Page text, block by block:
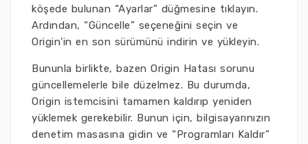
köşede bulunan “Ayarlar” düğmesine tıklayın.
Ardından, “Güncelle” seçeneğini seçin ve
Origin'in en son sürümünü indirin ve yükleyin.
Bununla birlikte, bazen Origin Hatası sorunu
güncellemelerle bile düzelmez. Bu durumda,
Origin istemcisini tamamen kaldırıp yeniden
yüklemek gerekebilir. Bunun için, bilgisayarınızın
denetim masasına gidin ve “Programları Kaldır”